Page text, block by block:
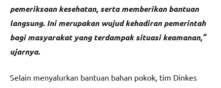
pemeriksaan kesehatan, serta memberikan bantuan
langsung. Ini merupakan wujud kehadiran pemerintah
bagi masyarakat yang terdampak situasi keamanan,”
ujarnya.
Selain menyalurkan bantuan bahan pokok, tim Dinkes